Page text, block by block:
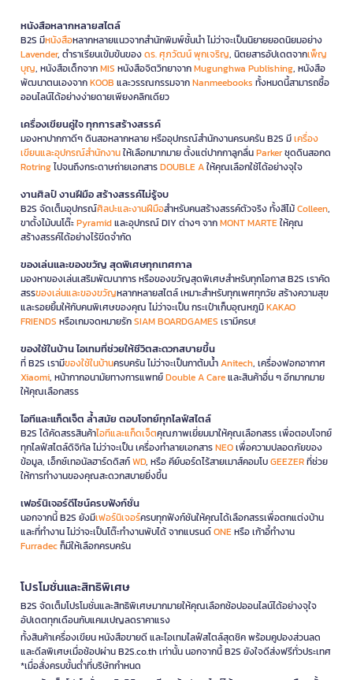
หนังสือหลากหลายสไตล์
B2S มีหนังสือหลากหลายแนวจากสำนักพิมพ์ชั้นนำ ไม่ว่าจะเป็นนิยายยอดนิยมอย่าง
Lavender, ตำราเรียนเข้มข้นของดร. ศุภวัฒน์ พุกเจริญ, นิตยสารอัปเดตจากเพ็ญ
บุญ, หนังสือเด็กจากMIS หนังสือจิตวิทยาจากMugunghwa Publishing, หนังสือ
พัฒนาตนเองจากKOOB และวรรณกรรมจากNanmeebooks ทั้งหมดนี้สามารถซื้อ
ออนไลน์ได้อย่างง่ายดายเพียงคลิกเดียว
เครื่องเขียนคู่ใจ ทุกการสร้างสรรค์
มองหาปากกาดีๆ ดินสอหลากหลาย หรืออุปกรณ์สำนักงานครบครัน B2S มีเครื่อง
เขียนและอุปกรณ์สำนักงานให้เลือกมากมาย ตั้งแต่ปากกาลูกลื่นParkerชุดดินสอกด
Rotringไปจนถึงกระดาษถ่ายเอกสารDOUBLE Aให้คุณเลือกใช้ได้อย่างจุใจ
งานศิลป์ งานฝีมือ สร้างสรรค์ไม่รู้จบ
B2S จัดเต็มอุปกรณ์ศิลปะและงานฝีมือสำหรับคนสร้างสรรค์ตัวจริง ทั้งสีไม้Colleen,
ขาตั้งไม้บนโต๊ะPyramidและอุปกรณ์ DIY ต่างๆ จากMONT MARTEให้คุณ
สร้างสรรค์ได้อย่างไร้ขีดจำกัด
ของเล่นและของขวัญ สุดพิเศษทุกเทศกาล
มองหาของเล่นเสริมพัฒนาการ หรือของขวัญสุดพิเศษสำหรับทุกโอกาส B2S เราคัด
สรรของเล่นและของขวัญหลากหลายสไตล์ เหมาะสำหรับทุกเพศทุกวัย สร้างความสุข
และรอยยิ้มให้กับคนพิเศษของคุณ ไม่ว่าจะเป็น กระเป๋าเก็บอุณหภูมิKAKAO
FRIENDS หรือเกมจดหมายรักSIAM BOARDGAMES เรามีครบ!
ของใช้ในบ้าน ไอเทมที่ช่วยให้ชีวิตสะดวกสบายขึ้น
ที่ B2S เรามีของใช้ในบ้านครบครัน ไม่ว่าจะเป็นกาต้มน้ำAnitech, เครื่องฟอกอากาศ
Xiaomi, หน้ากากอนามัยทางการแพทย์Double A Careและสินค้าอื่น ๆ อีกมากมาย
ให้คุณเลือกสรร
ไอทีและแก็ดเจ็ต ล้ำสมัย ตอบโจทย์ทุกไลฟ์สไตล์
B2S ได้คัดสรรสินค้าไอทีและแก็ดเจ็ตคุณภาพเยี่ยมมาให้คุณเลือกสรร เพื่อตอบโจทย์
ทุกไลฟ์สไตล์ดิจิทัล ไม่ว่าจะเป็น เครื่องทำลายเอกสารNEOเพื่อความปลอดภัยของ
ข้อมูล, เอ็กซ์เทอนัลฮาร์ดดิสก์WD, หรือ คีย์บอร์ดไร้สายเมาส์คอมโบGEEZERที่ช่วย
ให้การทำงานของคุณสะดวกสบายยิ่งขึ้น
เฟอร์นิเจอร์ดีไซน์ครบฟังก์ชั่น
นอกจากนี้ B2S ยังมีเฟอร์นิเจอร์ครบทุกฟังก์ชันให้คุณได้เลือกสรรเพื่อตกแต่งบ้าน
และที่ทำงาน ไม่ว่าจะเป็นโต๊ะทำงานพับได้ จากแบรนด์ONEหรือ เก้าอี้ทำงาน
Furradecก็มีให้เลือกครบครัน
โปรโมชั่นและสิทธิพิเศษ
B2S จัดเต็มโปรโมชั่นและสิทธิพิเศษมากมายให้คุณเลือกช้อปออนไลน์ได้อย่างจุใจ
อัปเดตทุกเดือนกับแคมเปญลดราคาแรง
ทั้งสินค้าเครื่องเขียน หนังสือขายดี และไอเทมไลฟ์สไตล์สุดชิค พร้อมคูปองส่วนลด
และดีลพิเศษเมื่อช้อปผ่าน B2S.co.th เท่านั้น นอกจากนี้ B2S ยังใจดีส่งฟรีทั่วประเทศ
*เมื่อสั่งครบขั้นต่ำที่บริษัทกำหนด